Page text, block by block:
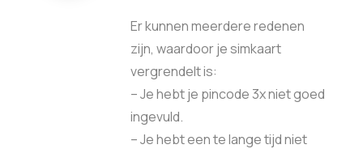
Er kunnen meerdere redenen
zijn, waardoor je simkaart
vergrendelt is:
– Je hebt je pincode 3x niet goed
ingevuld.
– Je hebt een te lange tijd niet